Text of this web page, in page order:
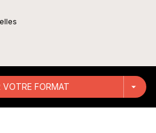
VOTRE FORMAT arrow_drop_down